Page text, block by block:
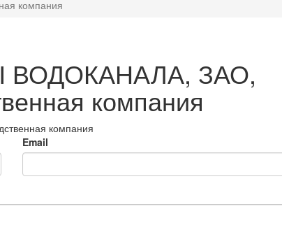
компания
ВОДОКАНАЛА, ЗАО,
компания
компания
Email